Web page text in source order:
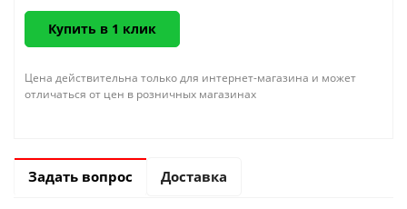
Купить в 1 клик
Цена действительна только для интернет-магазина и может
отличаться от цен в розничных магазинах
Задать вопрос Доставка